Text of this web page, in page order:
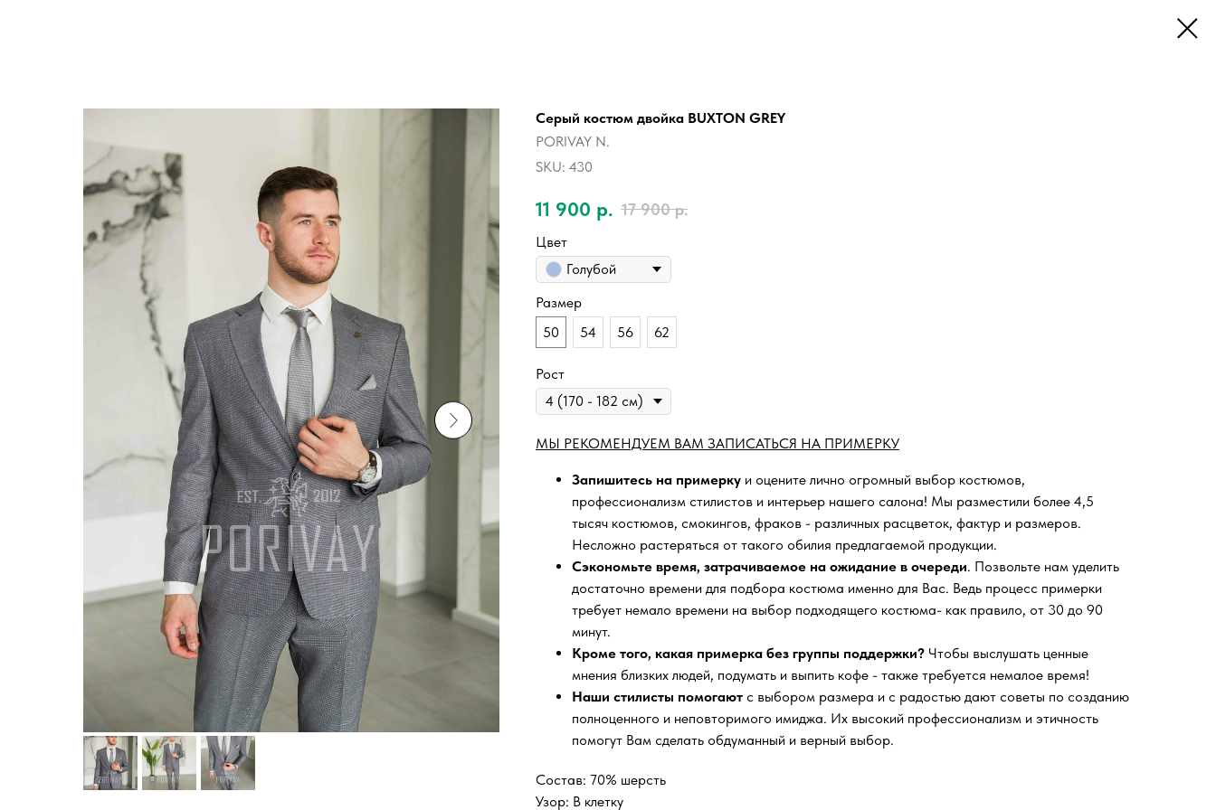
Серый костюм двойка BUXTON GREY
PORIVAY N.
SKU: 430
11 900 р. 17 900 р.
Цвет
Голубой
Размер
50
54 56 62
Рост
МЫ РЕКОМЕНДУЕМ ВАМ ЗАПИСАТЬСЯ НА ПРИМЕРКУ
Запишитесь на примерку и оцените лично огромный выбор костюмов,
профессионализм стилистов и интерьер нашего салона! Мы разместили более 4,5
тысяч костюмов, смокингов, фраков - различных расцветок, фактур и размеров.
Несложно растеряться от такого обилия предлагаемой продукции.
Сэкономьте время, затрачиваемое на ожидание в очереди. Позвольте нам уделить
достаточно времени для подбора костюма именно для Вас. Ведь процесс примерки
требует немало времени на выбор подходящего костюма- как правило, от 30 до 90
минут.
Кроме того, какая примерка без группы поддержки? Чтобы выслушать ценные
мнения близких людей, подумать и выпить кофе - также требуется немалое время!
Наши стилисты помогают с выбором размера и с радостью дают советы по созданию
полноценного и неповторимого имиджа. Их высокий профессионализм и этичность
помогут Вам сделать обдуманный и верный выбор.
Состав: 70% шерсть
Узор: В клетку